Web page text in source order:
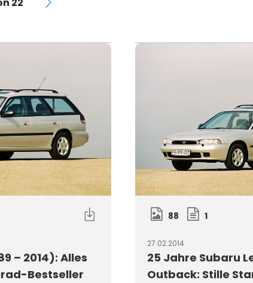
– 2014): Alles
Bestseller
88 1
27.02.2014
25 Jahre Subaru
Outback: Stille